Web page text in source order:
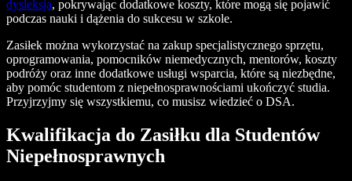
dysleksja, pokrywając dodatkowe koszty, które mogą się pojawić
podczas nauki i dążenia do sukcesu w szkole.
Zasiłek można wykorzystać na zakup specjalistycznego sprzętu,
oprogramowania, pomocników niemedycznych, mentorów, koszty
podróży oraz inne dodatkowe usługi wsparcia, które są niezbędne,
aby pomóc studentom z niepełnosprawnościami ukończyć studia.
Przyjrzyjmy się wszystkiemu, co musisz wiedzieć o DSA.
Kwalifikacja do Zasiłku dla Studentów
Niepełnosprawnych